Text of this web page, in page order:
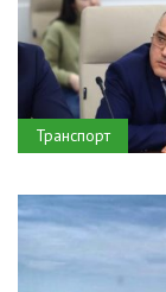
Транспорт